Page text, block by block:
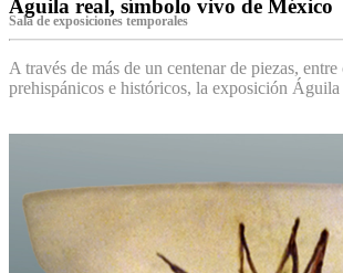
Águila real, símbolo vivo de México
Sala de exposiciones temporales
A través de más de un centenar de piezas, entre
prehispánicos e históricos, la exposición